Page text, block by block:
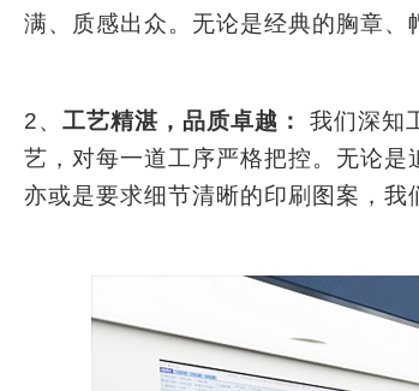
满、质感出众。无论是经典的胸章、
2、​​工艺精湛，品质卓越：
我们深知
艺，对每一道工序严格把控。无论是
亦或是要求细节清晰的印刷图案，我